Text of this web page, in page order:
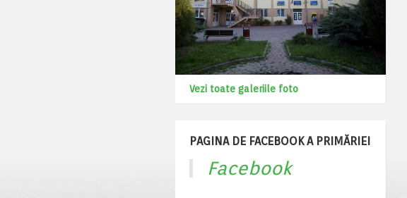
Vezi toate galeriile foto
PAGINA DE FACEBOOK A PRIMĂRIEI
Facebook